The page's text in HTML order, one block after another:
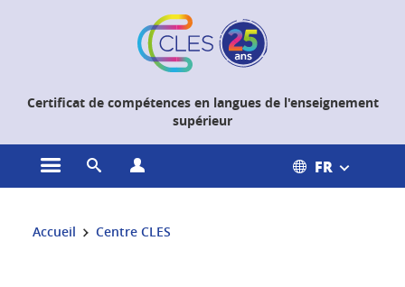
Certificat de compétences en langues de l'enseignement
supérieur
Ouvrir le menu principal
Ouvrir le moteur de recherche FR
Vous êtes ici :
Accueil Centre CLES